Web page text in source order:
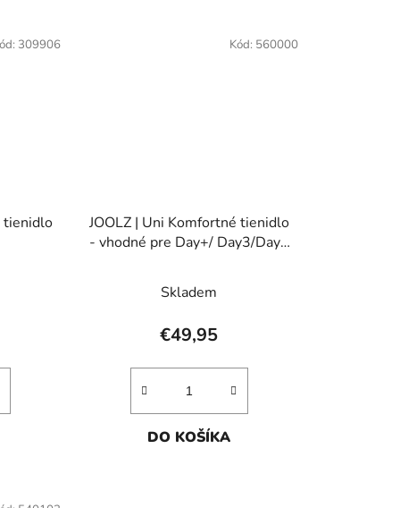
tienidlo
309906
JOOLZ | Uni Komfortné tienidlo
- vhodné pre Day+/ Day3/Day2
Skladem
€49,95
DO KOŠÍKA
Kód: 560000